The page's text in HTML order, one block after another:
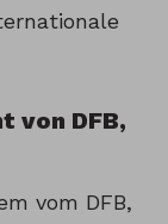
von DFB,
vom DFB,